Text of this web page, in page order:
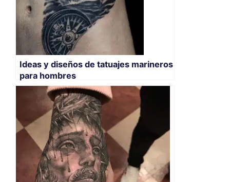
Ideas y diseños de tatuajes marineros
para hombres